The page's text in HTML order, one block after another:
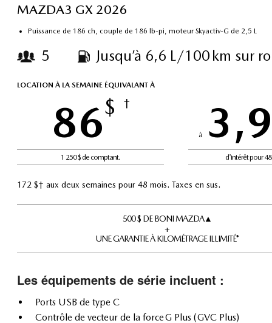
MAZDA3 GX 2026
Puissance de 186 ch, couple de 186 lb-pi, moteur Skyactiv-G de 2,5 L
5 Jusqu’à 6,6 L/100 km sur
LOCATION À LA SEMAINE ÉQUIVALANT À
86$ †
1 250 $ de comptant.
à
d'intérêt pour
172 $† aux deux semaines pour 48 mois. Taxes en sus.
500 $ DE BONI MAZDA▲
+
UNE GARANTIE À KILOMÉTRAGE ILLIMITÉ*
Les équipements de série incluent :
Ports USB de type C
Contrôle de vecteur de la force G Plus (GVC Plus)